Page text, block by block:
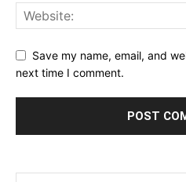
Save my name, email, and
next time I comment.